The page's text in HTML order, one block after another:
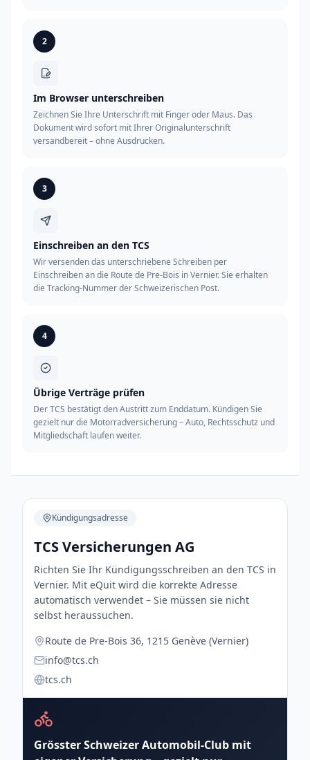
2
Im Browser unterschreiben
Zeichnen Sie Ihre Unterschrift mit Finger oder Maus. Das
Dokument wird sofort mit Ihrer Originalunterschrift
versandbereit – ohne Ausdrucken.
3
Einschreiben an den TCS
Wir versenden das unterschriebene Schreiben per
Einschreiben an die Route de Pre-Bois in Vernier. Sie erhalten
die Tracking-Nummer der Schweizerischen Post.
4
Übrige Verträge prüfen
Der TCS bestätigt den Austritt zum Enddatum. Kündigen Sie
gezielt nur die Motorradversicherung – Auto, Rechtsschutz und
Mitgliedschaft laufen weiter.
Kündigungsadresse
TCS Versicherungen AG
Richten Sie Ihr Kündigungsschreiben an den TCS in
Vernier. Mit eQuit wird die korrekte Adresse
automatisch verwendet – Sie müssen sie nicht
selbst heraussuchen.
Route de Pre-Bois 36, 1215 Genève (Vernier)
info@tcs.ch
tcs.ch
Grösster Schweizer Automobil-Club mit